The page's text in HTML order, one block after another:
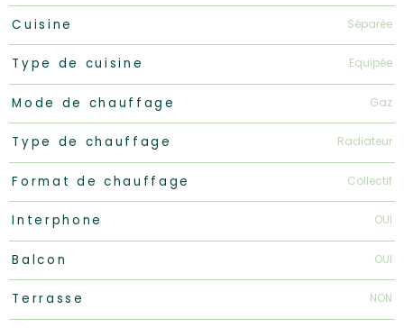
Cuisine Séparée
Type de cuisine Equipée
Mode de chauffage Gaz
Type de chauffage Radiateur
Format de chauffage Collectif
Interphone OUI
Balcon OUI
Terrasse NON